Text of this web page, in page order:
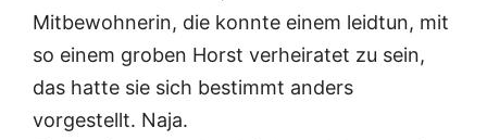
Mitbewohnerin, die konnte einem leidtun, mit
so einem groben Horst verheiratet zu sein,
das hatte sie sich bestimmt anders
vorgestellt. Naja.